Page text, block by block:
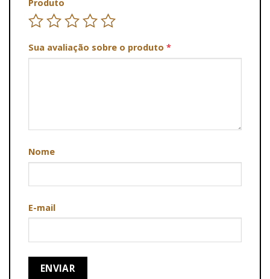
Produto
Sua avaliação sobre o produto *
Nome
E-mail